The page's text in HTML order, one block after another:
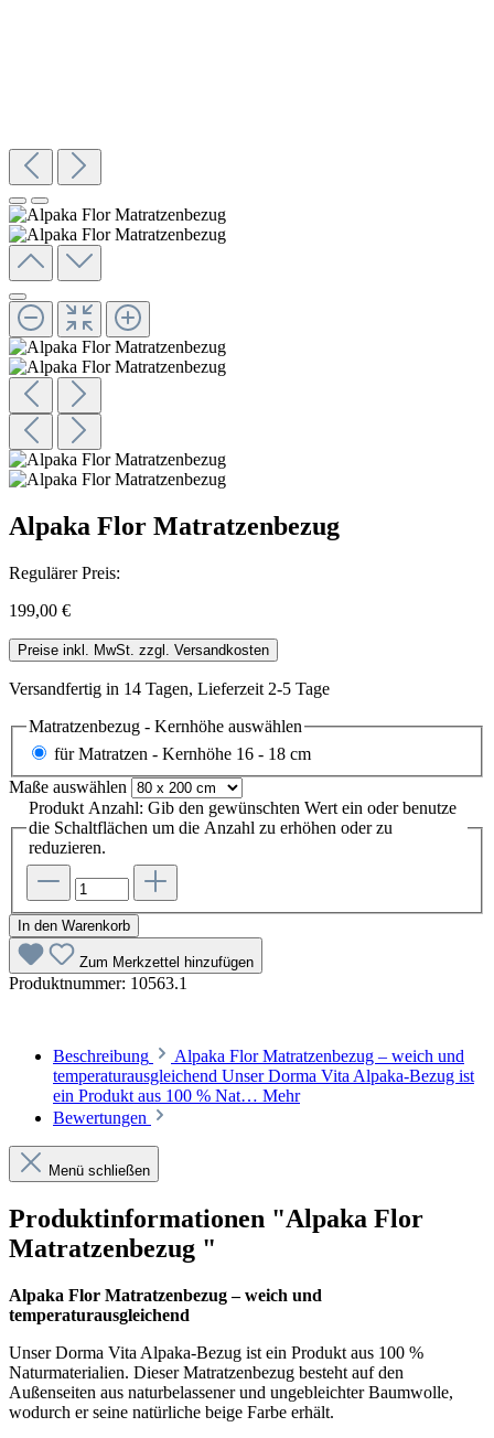
Alpaka Flor Matratzenbezug
Regulärer Preis:
199,00 €
Preise inkl. MwSt. zzgl. Versandkosten
Versandfertig in 14 Tagen, Lieferzeit 2-5 Tage
Matratzenbezug - Kernhöhe auswählen
für Matratzen - Kernhöhe 16 - 18 cm
Maße auswählen
Produkt Anzahl: Gib den gewünschten Wert ein oder benutze
die Schaltflächen um die Anzahl zu erhöhen oder zu
reduzieren.
In den Warenkorb
Zum Merkzettel hinzufügen
Produktnummer: 10563.1
Beschreibung
Alpaka Flor Matratzenbezug – weich und
temperaturausgleichend Unser Dorma Vita Alpaka-Bezug ist
ein Produkt aus 100 % Nat… Mehr
Bewertungen
Menü schließen
Produktinformationen "Alpaka Flor
Matratzenbezug "
Alpaka Flor Matratzenbezug – weich und
temperaturausgleichend
Unser Dorma Vita Alpaka-Bezug ist ein Produkt aus 100 %
Naturmaterialien. Dieser Matratzenbezug besteht auf den
Außenseiten aus naturbelassener und ungebleichter Baumwolle,
wodurch er seine natürliche beige Farbe erhält.